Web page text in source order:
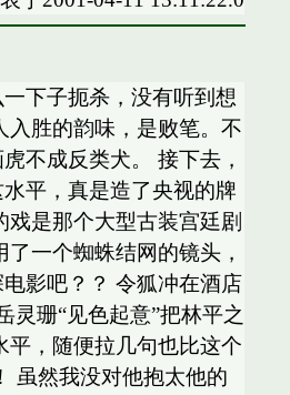
下子扼杀，没有听到想
胜的韵味，是败笔。不
不成反类犬。 接下去，
平，真是造了央视的牌
是那个大型古装宫廷剧
一个蜘蛛结网的镜头，
影吧？？ 令狐冲在酒店
珊“见色起意”把林平之
，随便拉几句也比这个
虽然我没对他抱太他的